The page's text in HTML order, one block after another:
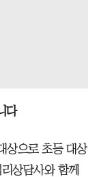
다
상으로 초등 대상
상담사와 함께